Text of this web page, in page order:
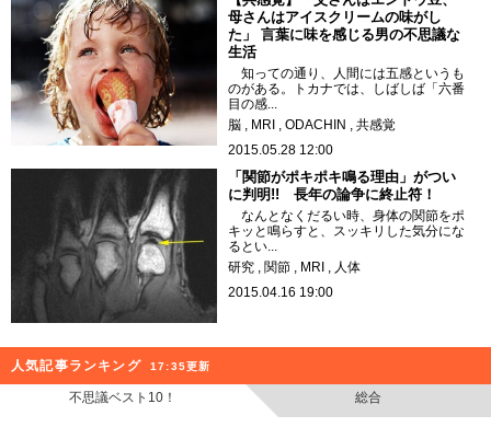
母さんはアイスクリームの味がし
た」 言葉に味を感じる男の不思議な
生活
知っての通り、人間には五感というも
のがある。トカナでは、しばしば「六番
目の感...
脳
MRI ODACHIN
共感覚
2015.05.28 12:00
「関節がポキポキ鳴る理由」がつい
に判明!! 長年の論争に終止符！
なんとなくだるい時、身体の関節をポ
キッと鳴らすと、スッキリした気分にな
るとい...
研究
関節 MRI
人体
2015.04.16 19:00
人気記事ランキング 17:35更新
不思議ベスト10！ 総合